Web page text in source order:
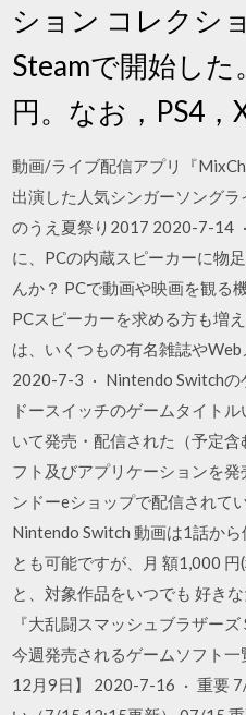
ション コレクシ
Steamで開始し
円。なお，PS4，
動画/ライブ配信アプリ『
出演した人気シンガーソング
のうえ夏祭り2017 2020-7-14
に、PCの内蔵スピーカーに物
んか？ PCで動画や映画を観る
PCスピーカーを求める方も増
は、いくつもの有名雑誌や
2020-7-3 · Nintendo Switchの
ドースイッチのゲームタイト
いて発売・配信された（予定
フト及びアプリケーションを
ンドーeショップで配信されて
Nintendo Switch 動画は1話か
とも可能ですが、月 額1,000
と、対象作品をいつでも 好き
『大乱闘スマッシュブラザー
今週発売されるゲームソフト
12月9日】 2020-7-16 · 重要